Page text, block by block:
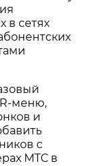
в сетях
меню,
и
с
МТС в